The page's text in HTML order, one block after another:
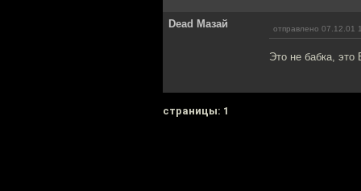
Dead Мазай отправлено 07.12.01
Это не бабка,
cтраницы: 1